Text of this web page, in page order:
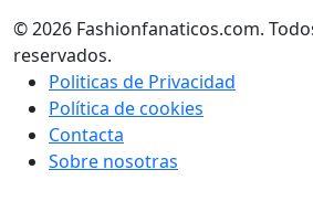
© 2026 Fashionfanaticos.com.
reservados.
Politicas de Privacidad
Política de cookies
Contacta
Sobre nosotras